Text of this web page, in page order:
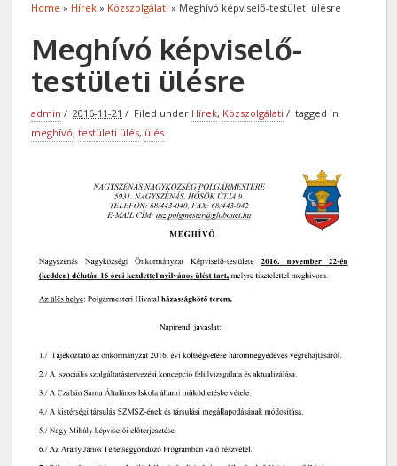
Home » Hírek » Közszolgálati » Meghívó képviselő-testületi ülésre
Meghívó képviselő-
testületi ülésre
admin 2016-11-21 Filed under Hírek, Közszolgálati
tagged in
meghívó,testületi ülés, ülés